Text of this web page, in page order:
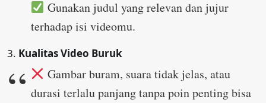
Gunakan judul yang relevan dan jujur
terhadap isi videomu.
3. Kualitas Video Buruk
Gambar buram, suara tidak jelas, atau
durasi terlalu panjang tanpa poin penting bisa